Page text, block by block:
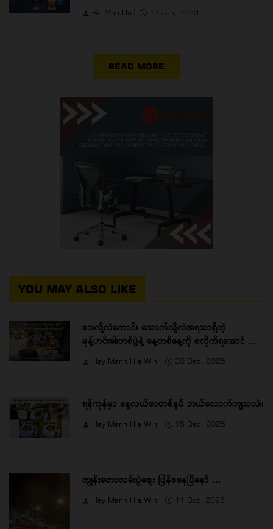
Su Mon Oo 13 Jan, 2023
READ MORE
YOU MAY ALSO LIKE
စားလို့လဲကောင်း သောက်လို့လဲအရသာရှိတဲ့
မုန့်ဟင်းခါးတစ်ပွဲနဲ့ နေ့တစ်နေ့ကို စလိုက်ရအောင် …
Hay Mann Hla Win 30 Dec, 2025
ရန်ကုန်မှာ နေ့လယ်စာတစ်နပ် ဘယ်လောက်ကျသလဲ။
Hay Mann Hla Win 15 Dec, 2025
ကျွန်းတောလမ်းပွဲဈေး ပြန်စနေပြီနော် …
Hay Mann Hla Win 11 Oct, 2025